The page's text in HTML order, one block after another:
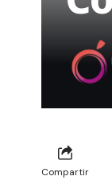
Compartir